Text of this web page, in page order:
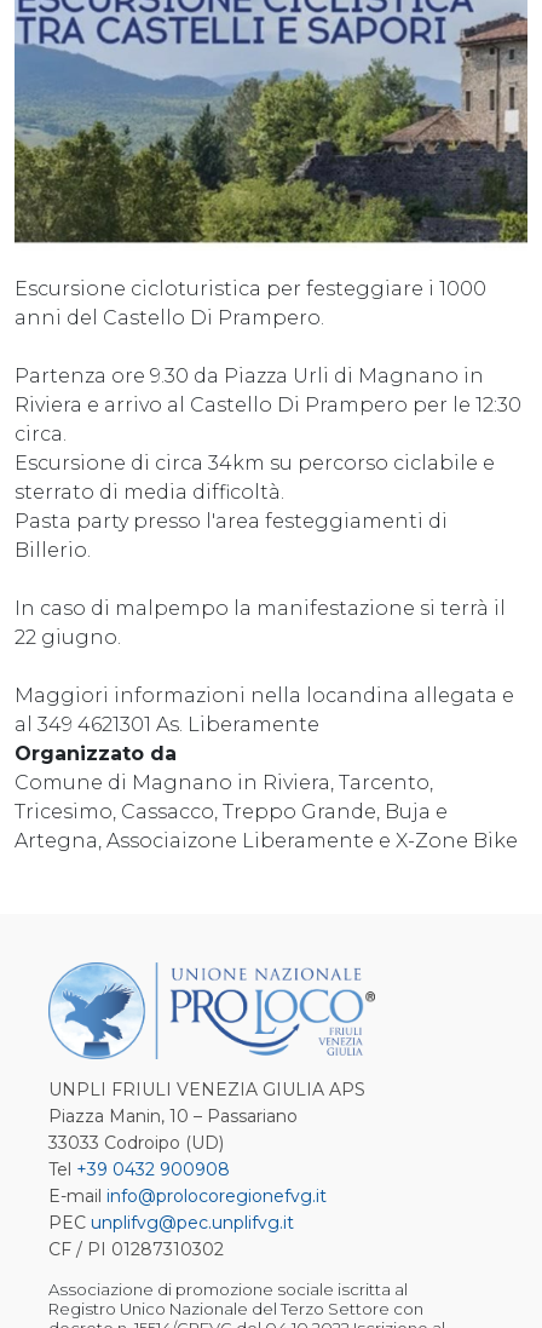
Escursione cicloturistica per festeggiare i 1000
anni del Castello Di Prampero.
Partenza ore 9.30 da Piazza Urli di Magnano in
Riviera e arrivo al Castello Di Prampero per le 12:30
circa.
Escursione di circa 34km su percorso ciclabile e
sterrato di media difficoltà.
Pasta party presso l'area festeggiamenti di
Billerio.
In caso di malpempo la manifestazione si terrà il
22 giugno.
Maggiori informazioni nella locandina allegata e
al 349 4621301 As. Liberamente
Organizzato da
Comune di Magnano in Riviera, Tarcento,
Tricesimo, Cassacco, Treppo Grande, Buja e
Artegna, Associaizone Liberamente e X-Zone Bike
UNPLI FRIULI VENEZIA GIULIA APS
Piazza Manin, 10 – Passariano
33033 Codroipo (UD)
Tel +39 0432 900908
E-mail info@prolocoregionefvg.it
PEC unplifvg@pec.unplifvg.it
CF / PI 01287310302
Associazione di promozione sociale iscritta al
Registro Unico Nazionale del Terzo Settore con